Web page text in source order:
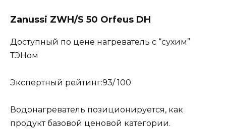
Zanussi ZWH/S 50 Orfeus DH
Доступный по цене нагреватель с “сухим”
ТЭНом
Экспертный рейтинг:93/ 100
Водонагреватель позиционируется, как
продукт базовой ценовой категории.